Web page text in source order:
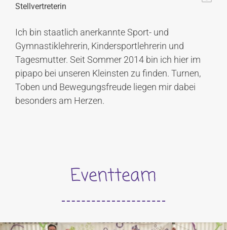
Stellvertreterin
Ich bin staatlich anerkannte Sport- und
Gymnastiklehrerin, Kindersportlehrerin und
Tagesmutter. Seit Sommer 2014 bin ich hier im
pipapo bei unseren Kleinsten zu finden. Turnen,
Toben und Bewegungsfreude liegen mir dabei
besonders am Herzen.
Eventteam